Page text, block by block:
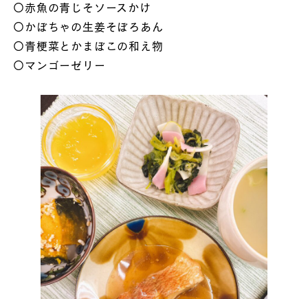
〇赤魚の青じそソースかけ
〇かぼちゃの生姜そぼろあん
〇青梗菜とかまぼこの和え物
〇マンゴーゼリー